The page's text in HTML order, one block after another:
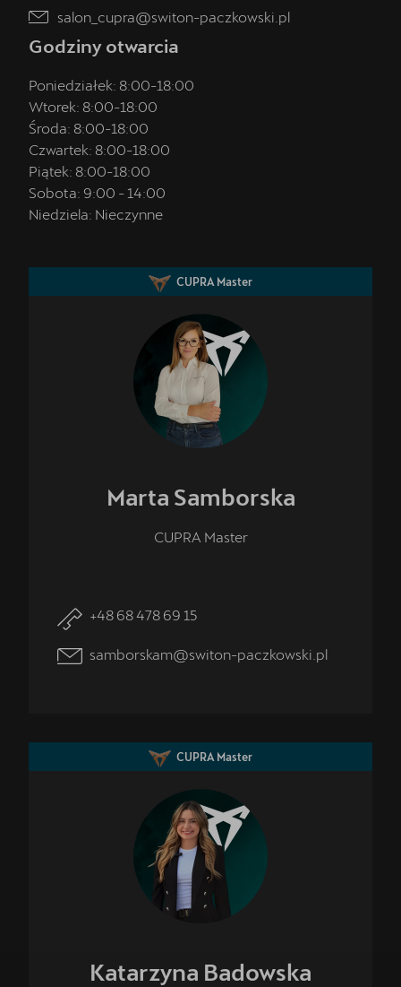
salon_cupra@switon-paczkowski.pl
Godziny otwarcia
Poniedziałek: 8:00-18:00
Wtorek: 8:00-18:00
Środa: 8:00-18:00
Czwartek: 8:00-18:00
Piątek: 8:00-18:00
Sobota: 9:00 - 14:00
Niedziela: Nieczynne
CUPRA Master
Marta Samborska
CUPRA Master
+48 68 478 69 15
samborskam@switon-paczkowski.pl
CUPRA Master
Katarzyna Badowska